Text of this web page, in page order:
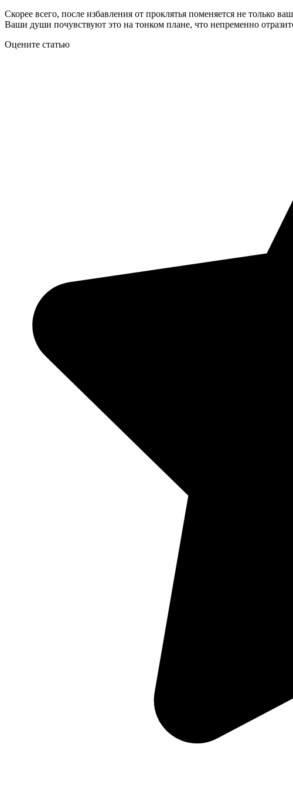
Скорее всего, после избавления от проклятья поменяется не только
Ваши души почувствуют это на тонком плане, что непременно
Оцените статью